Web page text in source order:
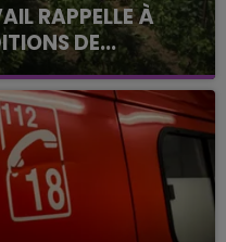
RAPPELLE À
DE...
des vendange 2026
que prévu,
pour rappeler